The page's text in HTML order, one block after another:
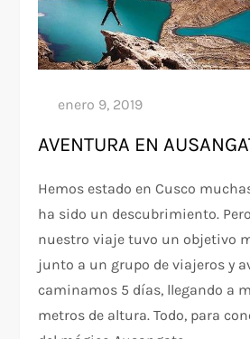
AVENTURA EN
Hemos estado en Cusco
ha sido un descubrimiento.
nuestro viaje tuvo un objetivo
junto a un grupo de viajeros y
caminamos 5 días, llegando a
metros de altura. Todo, para